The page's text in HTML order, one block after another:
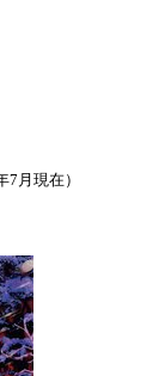
7月現在）